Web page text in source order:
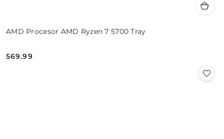
AMD Procesor AMD Ryzen 7 5700 Tray
Cena:
569.99